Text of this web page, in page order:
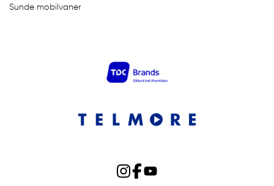
Sunde mobilvaner